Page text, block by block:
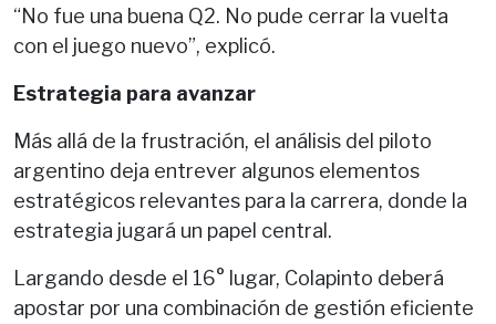
“No fue una buena Q2. No pude cerrar la vuelta
con el juego nuevo”, explicó.
Estrategia para avanzar
Más allá de la frustración, el análisis del piloto
argentino deja entrever algunos elementos
estratégicos relevantes para la carrera, donde la
estrategia jugará un papel central.
Largando desde el 16° lugar, Colapinto deberá
apostar por una combinación de gestión eficiente